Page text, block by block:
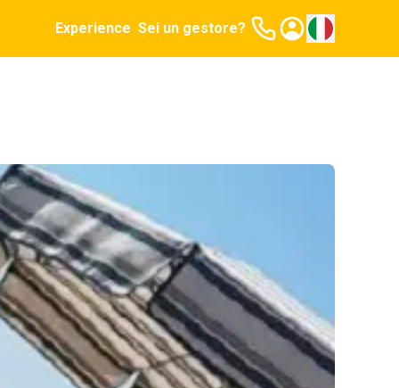
Experience Sei un gestore?